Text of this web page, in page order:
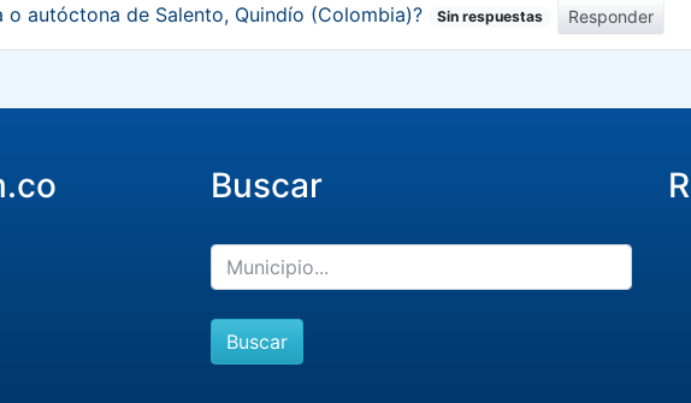
o autóctona de Salento, Quindío (Colombia)? Sin respuestas Responder
Buscar
Buscar